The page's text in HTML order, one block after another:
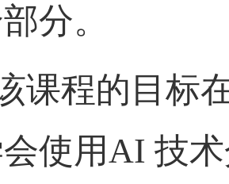
分。
课程的目标
使用AI 技